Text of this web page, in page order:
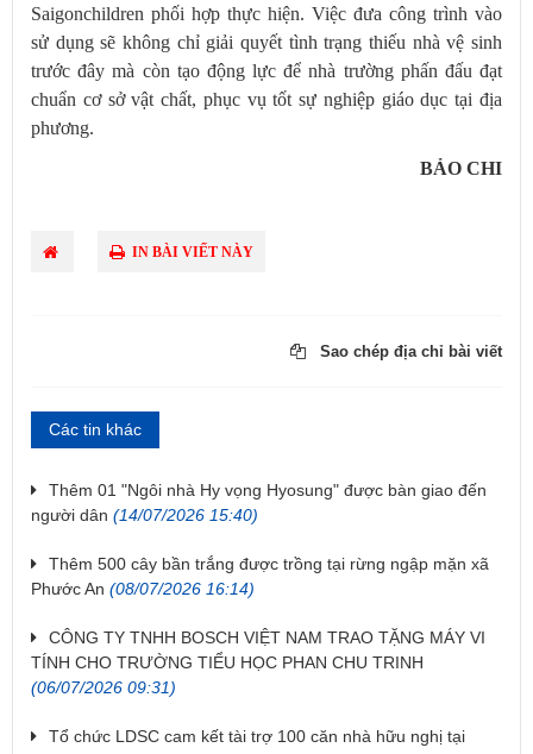
Saigonchildren phối hợp thực hiện. Việc đưa công trình vào
sử dụng sẽ không chỉ giải quyết tình trạng thiếu nhà vệ sinh
trước đây mà còn tạo động lực để nhà trường phấn đấu đạt
chuẩn cơ sở vật chất, phục vụ tốt sự nghiệp giáo dục tại địa
phương.
BẢO CHI
IN BÀI VIẾT NÀY
Sao chép địa chỉ bài viết
Các tin khác
Thêm 01 "Ngôi nhà Hy vọng Hyosung" được bàn giao đến
người dân (14/07/2026 15:40)
Thêm 500 cây bần trắng được trồng tại rừng ngập mặn xã
Phước An (08/07/2026 16:14)
CÔNG TY TNHH BOSCH VIỆT NAM TRAO TẶNG MÁY VI
TÍNH CHO TRƯỜNG TIỂU HỌC PHAN CHU TRINH
(06/07/2026 09:31)
Tổ chức LDSC cam kết tài trợ 100 căn nhà hữu nghị tại